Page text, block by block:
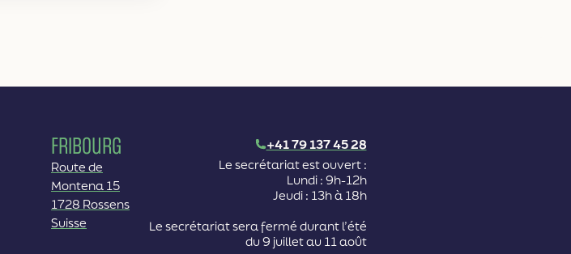
Fribourg
+41 79 137 45 28
Route de
Montena 15
1728 Rossens
Suisse
Le secrétariat est ouvert :
Lundi : 9h-12h
Jeudi : 13h à 18h
Le secrétariat sera fermé durant l’été
du 9 juillet au 11 août